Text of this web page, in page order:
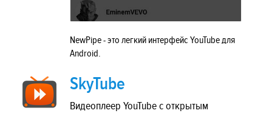
NewPipe - это легкий интерфейс YouTube для
Android.
SkyTube
Видеоплеер YouTube с открытым